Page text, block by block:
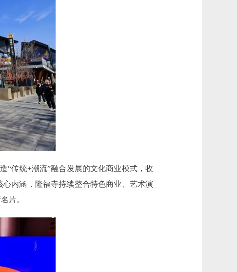
传统+潮流”融合发展的文化商业模式，收
内涵，隆福寺持续整合特色商业、艺术演
片。